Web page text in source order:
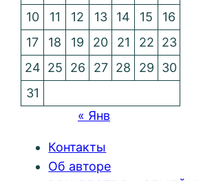
10
11 12 13 14 15
16
17
18 19 20 21 22
23
24 25 26 27 28 29
30
31
« Янв
Контакты
Об авторе